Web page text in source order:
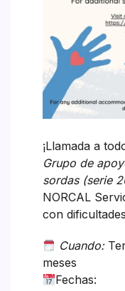
¡Llamada a
Grupo de
sordas (serie
NORCAL
con
Cuando:
meses
Fechas: